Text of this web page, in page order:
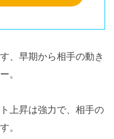
、早期から相手の動き
。
上昇は強力で、相手の
。